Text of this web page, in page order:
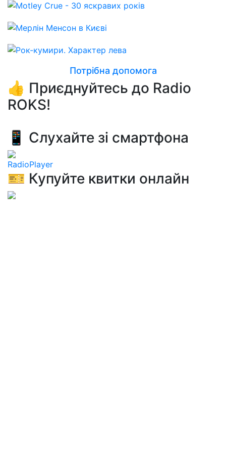
Потрібна допомога
👍 Приєднуйтесь до Radio
ROKS!
📱 Слухайте зі смартфона
RadioPlayer
🎫 Купуйте квитки онлайн